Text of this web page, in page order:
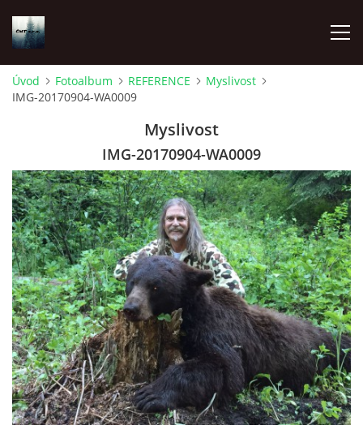
ÚVOD
FOTOALBUM
DOKUMENTY
MYSLIVOST
ODKAZY A EXTERNÍ PUBLIKACE
ÚDAJE O SPOLEČNOSTI
Úvod Fotoalbum REFERENCE
Myslivost
IMG-20170904-WA0009
Myslivost
IMG-20170904-WA0009